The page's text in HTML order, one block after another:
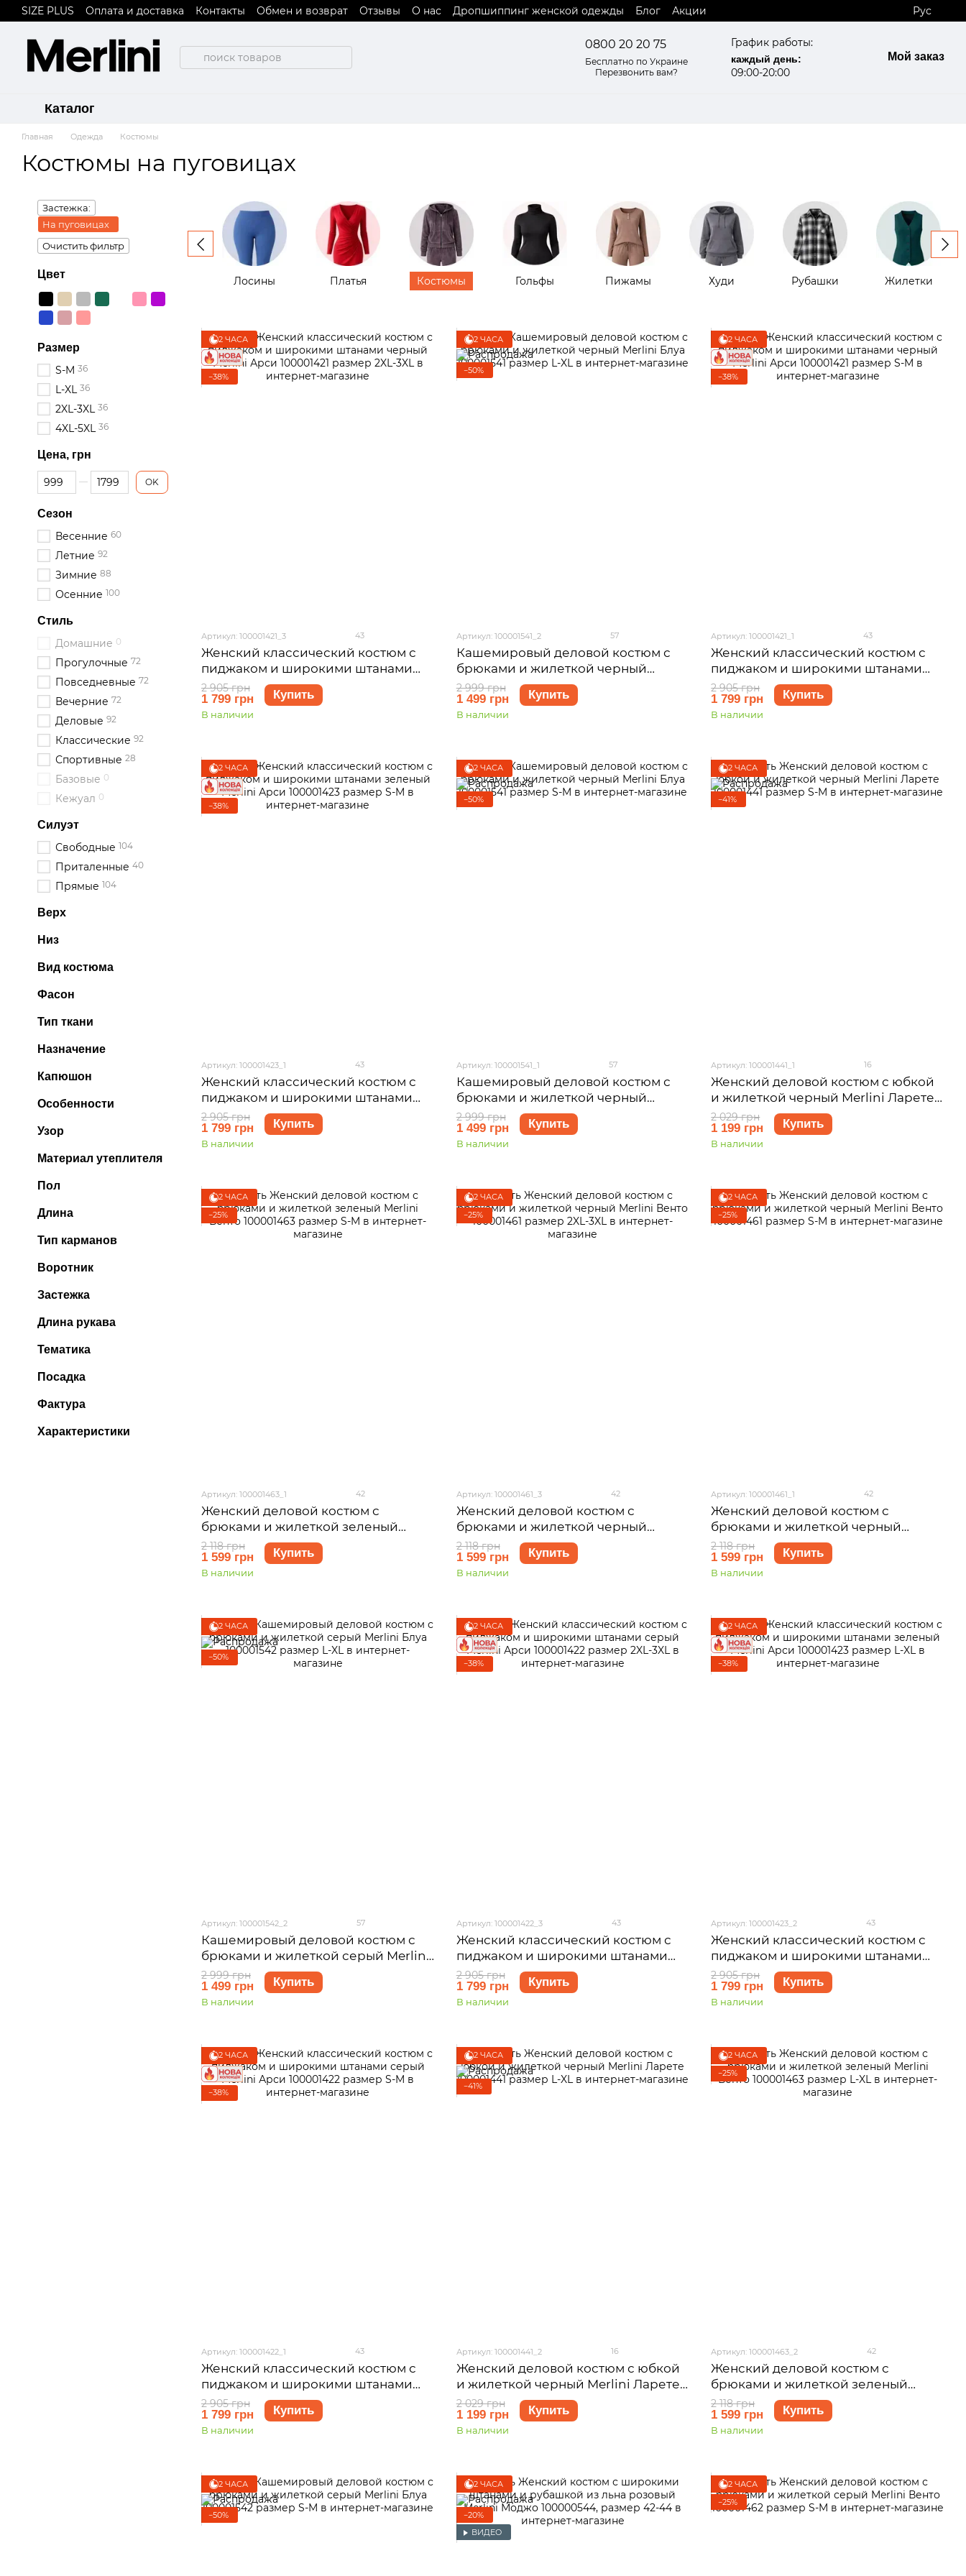
Перейти к основному контенту
SIZE PLUS Оплата и доставка Контакты Обмен и возврат Отзывы О нас Дропшиппинг женской одежды Блог
Акции
Пользовательское соглашение
Договор публичной оферты
Рус
0800 20 20 75
Бесплатно по Украине
Перезвонить вам?
График работы:
каждый день:
09:00-20:00
Мой заказ
Каталог
Главная Одежда Костюмы
Костюмы на пуговицах
Лосины Платья Костюмы Гольфы Пижамы Худи Рубашки Жилетки
2 ЧАСА
−38%
Артикул: 100001421_3 43
Женский классический костюм с
пиджаком и широкими штанами
черный Merlini Арси 100001421
размер 2XL-3XL
2 905 грн
1 799 грн Купить
В наличии
2 ЧАСА
−50%
Артикул: 100001541_2 57
Кашемировый деловой костюм с
брюками и жилеткой черный
Merlini Блуа 100001541 размер L-XL
2 999 грн
1 499 грн Купить
В наличии
2 ЧАСА
−38%
Артикул: 100001421_1 43
Женский классический костюм с
пиджаком и широкими штанами
черный Merlini Арси 100001421
размер S-M
2 905 грн
1 799 грн Купить
В наличии
2 ЧАСА
−38%
Артикул: 100001423_1 43
Женский классический костюм с
пиджаком и широкими штанами
зеленый Merlini Арси 100001423
размер S-M
2 905 грн
1 799 грн Купить
В наличии
2 ЧАСА
−50%
Артикул: 100001541_1 57
Кашемировый деловой костюм с
брюками и жилеткой черный
Merlini Блуа 100001541 размер S-M
2 999 грн
1 499 грн Купить
В наличии
2 ЧАСА
−41%
Артикул: 100001441_1 16
Женский деловой костюм с юбкой
и жилеткой черный Merlini Ларете
100001441 размер S-M
2 029 грн
1 199 грн Купить
В наличии
2 ЧАСА
−25%
Артикул: 100001463_1 42
Женский деловой костюм с
брюками и жилеткой зеленый
Merlini Венто 100001463 размер S-M
2 118 грн
1 599 грн Купить
В наличии
2 ЧАСА
−25%
Артикул: 100001461_3 42
Женский деловой костюм с
брюками и жилеткой черный
Merlini Венто 100001461 размер 2XL-
3XL
2 118 грн
1 599 грн Купить
В наличии
2 ЧАСА
−25%
Артикул: 100001461_1 42
Женский деловой костюм с
брюками и жилеткой черный
Merlini Венто 100001461 размер S-M
2 118 грн
1 599 грн Купить
В наличии
2 ЧАСА
−50%
Артикул: 100001542_2 57
Кашемировый деловой костюм с
брюками и жилеткой серый Merlini
Блуа 100001542 размер L-XL
2 999 грн
1 499 грн Купить
В наличии
2 ЧАСА
−38%
Артикул: 100001422_3 43
Женский классический костюм с
пиджаком и широкими штанами
серый Merlini Арси 100001422
размер 2XL-3XL
2 905 грн
1 799 грн Купить
В наличии
2 ЧАСА
−38%
Артикул: 100001423_2 43
Женский классический костюм с
пиджаком и широкими штанами
зеленый Merlini Арси 100001423
размер L-XL
2 905 грн
1 799 грн Купить
В наличии
2 ЧАСА
−38%
Артикул: 100001422_1 43
Женский классический костюм с
пиджаком и широкими штанами
серый Merlini Арси 100001422
размер S-M
2 905 грн
1 799 грн Купить
В наличии
2 ЧАСА
−41%
Артикул: 100001441_2 16
Женский деловой костюм с юбкой
и жилеткой черный Merlini Ларете
100001441 размер L-XL
2 029 грн
1 199 грн Купить
В наличии
2 ЧАСА
−25%
Артикул: 100001463_2 42
Женский деловой костюм с
брюками и жилеткой зеленый
Merlini Венто 100001463 размер L-XL
2 118 грн
1 599 грн Купить
В наличии
2 ЧАСА
−50%
2 ЧАСА
−20%
ВИДЕО
2 ЧАСА
−25%
Застежка:
На пуговицах
Очистить фильтр
Цвет
Размер
S-M 36
L-XL 36
2XL-3XL 36
4XL-5XL 36
Цена, грн
От Цена, грн
До Цена, грн OK
Сезон
Весенние 60
Летние 92
Зимние 88
Осенние 100
Стиль
Домашние 0
Прогулочные 72
Повседневные 72
Вечерние 72
Деловые 92
Классические 92
Спортивные 28
Базовые 0
Кежуал 0
Силуэт
Свободные 104
Приталенные 40
Прямые 104
Верх
Низ
Вид костюма
Фасон
Тип ткани
Назначение
Капюшон
Особенности
Узор
Материал утеплителя
Пол
Длина
Тип карманов
Воротник
Застежка
Длина рукава
Тематика
Посадка
Фактура
Характеристики